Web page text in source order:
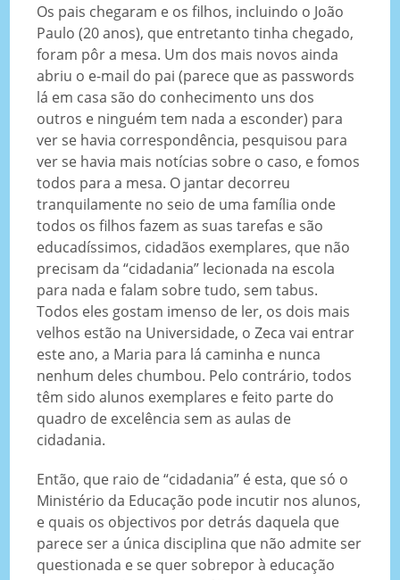
Os pais chegaram e os filhos, incluindo o João
Paulo (20 anos), que entretanto tinha chegado,
foram pôr a mesa. Um dos mais novos ainda
abriu o e-mail do pai (parece que as passwords
lá em casa são do conhecimento uns dos
outros e ninguém tem nada a esconder) para
ver se havia correspondência, pesquisou para
ver se havia mais notícias sobre o caso, e fomos
todos para a mesa. O jantar decorreu
tranquilamente no seio de uma família onde
todos os filhos fazem as suas tarefas e são
educadíssimos, cidadãos exemplares, que não
precisam da “cidadania” lecionada na escola
para nada e falam sobre tudo, sem tabus.
Todos eles gostam imenso de ler, os dois mais
velhos estão na Universidade, o Zeca vai entrar
este ano, a Maria para lá caminha e nunca
nenhum deles chumbou. Pelo contrário, todos
têm sido alunos exemplares e feito parte do
quadro de excelência sem as aulas de
cidadania.
Então, que raio de “cidadania” é esta, que só o
Ministério da Educação pode incutir nos alunos,
e quais os objectivos por detrás daquela que
parece ser a única disciplina que não admite ser
questionada e se quer sobrepor à educação